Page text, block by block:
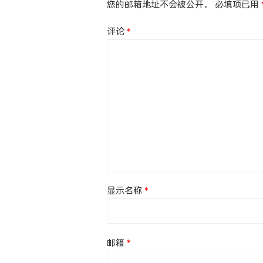
您的邮箱地址不会被公开。 必填项已用
评论 *
显示名称 *
邮箱 *